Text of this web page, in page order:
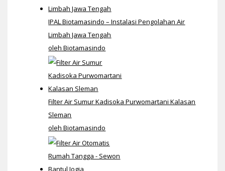
IPAL Biotamasindo – Instalasi Pengolahan Air
Limbah Jawa Tengah
oleh Biotamasindo
Filter Air Sumur Kadisoka Purwomartani Kalasan
Sleman
oleh Biotamasindo